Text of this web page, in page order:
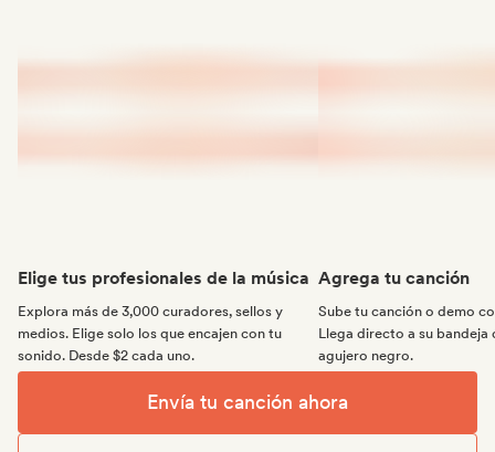
Elige tus profesionales de la música
Explora más de 3,000 curadores, sellos y
medios. Elige solo los que encajen con tu
sonido. Desde $2 cada uno.
Agrega tu canción
Sube tu canción o demo
Llega directo a su bandeja
agujero negro.
Envía tu canción ahora